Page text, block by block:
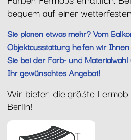
bequem auf einer
Sie planen etwas mehr? Vom
Objektausstattung helfen wir
Sie bei der Farb- und
Ihr gewünschtes Angebot!
Wir bieten die größte Fermob
Berlin!